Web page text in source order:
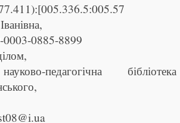
0885-8899
педагогічна